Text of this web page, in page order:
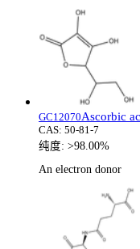
GC12070Ascorbic
CAS: 50-81-7
纯度: >98.00%
An electron donor